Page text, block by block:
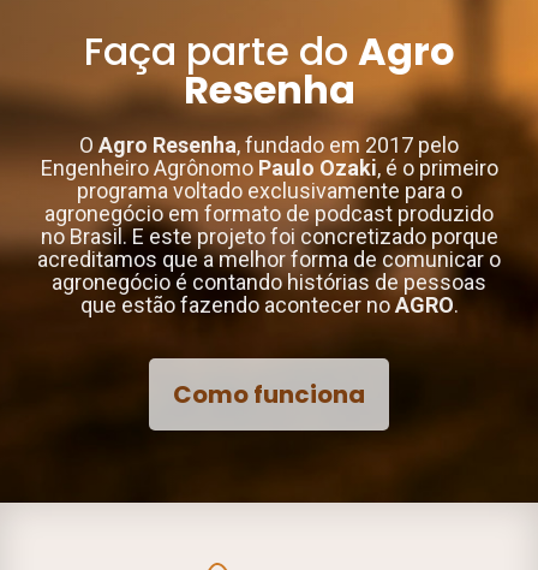
Faça parte do Agro
Resenha
O Agro Resenha, fundado em 2017 pelo
Engenheiro Agrônomo Paulo Ozaki, é o primeiro
programa voltado exclusivamente para o
agronegócio em formato de podcast produzido
no Brasil. E este projeto foi concretizado porque
acreditamos que a melhor forma de comunicar o
agronegócio é contando histórias de pessoas
que estão fazendo acontecer noAGRO.
Como funciona